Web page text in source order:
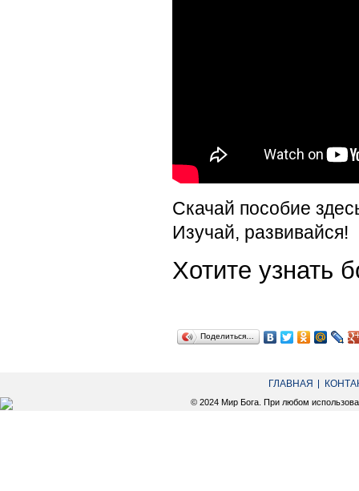
Скачай пособие
Изучай, развивайся!
Хотите
Поделиться…
ГЛАВНАЯ
© 2024 Мир Бога. При любом